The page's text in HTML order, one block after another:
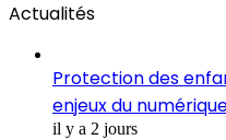
Actualités
Protection des
enjeux du
il y a 2 jours